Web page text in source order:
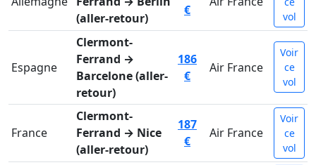
(aller-retour)
€
vol
Espagne
Clermont-
Ferrand →
Barcelone (aller-
retour)
186
€
Air France
Voir
ce
vol
France
Clermont-
Ferrand → Nice
(aller-retour)
187
€
Air France
Voir
ce
vol